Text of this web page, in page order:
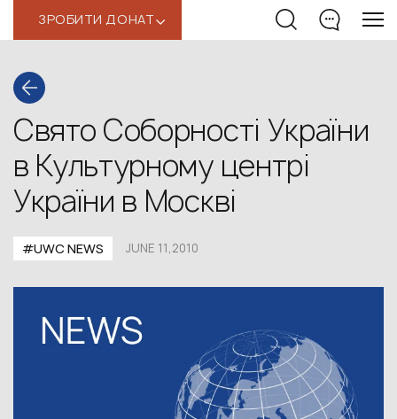
ЗРОБИТИ ДОНАТ‹
Свято Соборності України
в Культурному центрі
України в Москві
#UWC NEWS JUNE 11,2010